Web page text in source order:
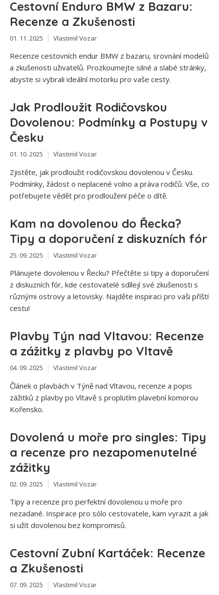
Cestovní Enduro BMW z Bazaru:
Recenze a Zkušenosti
01. 11. 2025 Vlastimil Vozar
Recenze cestovních endur BMW z bazaru, srovnání modelů
a zkušenosti uživatelů. Prozkoumejte silné a slabé stránky,
abyste si vybrali ideální motorku pro vaše cesty.
Jak Prodloužit Rodičovskou
Dovolenou: Podmínky a Postupy v
Česku
01. 10. 2025 Vlastimil Vozar
Zjistěte, jak prodloužit rodičovskou dovolenou v Česku.
Podmínky, žádost o neplacené volno a práva rodičů. Vše, co
potřebujete vědět pro prodloužení péče o dítě.
Kam na dovolenou do Řecka?
Tipy a doporučení z diskuzních fór
25. 09. 2025 Vlastimil Vozar
Plánujete dovolenou v Řecku? Přečtěte si tipy a doporučení
z diskuzních fór, kde cestovatelé sdílejí své zkušenosti s
různými ostrovy a letovisky. Najděte inspiraci pro vaši příští
cestu!
Plavby Týn nad Vltavou: Recenze
a zážitky z plavby po Vltavě
04. 09. 2025 Vlastimil Vozar
Článek o plavbách v Týně nad Vltavou, recenze a popis
zážitků z plavby po Vltavě s proplutím plavební komorou
Kořensko.
Dovolená u moře pro singles: Tipy
a recenze pro nezapomenutelné
zážitky
02. 09. 2025 Vlastimil Vozar
Tipy a recenze pro perfektní dovolenou u moře pro
nezadané. Inspirace pro sólo cestovatele, kam vyrazit a jak
si užít dovolenou bez kompromisů.
Cestovní Zubní Kartáček: Recenze
a Zkušenosti
07. 09. 2025 Vlastimil Vozar